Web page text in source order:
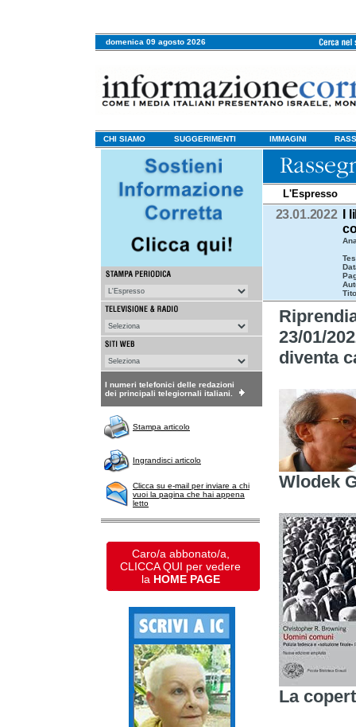
domenica 09 agosto 2026
CHI SIAMO SUGGERIMENTI IMMAGINI
I numeri telefonici delle redazioni
dei principali telegiornali italiani.
Stampa articolo
Ingrandisci articolo
Clicca su e-mail per inviare a chi
vuoi la pagina che hai appena
letto
Caro/a abbonato/a,
CLICCA QUI per vedere
la HOME PAGE
L'Espresso
23.01.2022
I
23/01/
diventa
Wlodek
La